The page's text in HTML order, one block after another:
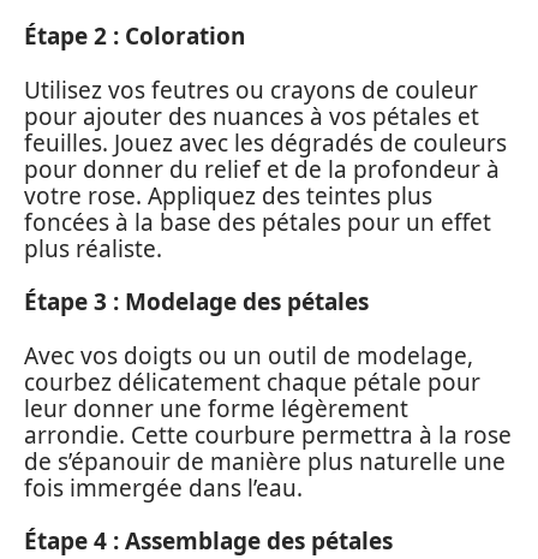
Étape 2 : Coloration
Utilisez vos feutres ou crayons de couleur
pour ajouter des nuances à vos pétales et
feuilles. Jouez avec les dégradés de couleurs
pour donner du relief et de la profondeur à
votre rose. Appliquez des teintes plus
foncées à la base des pétales pour un effet
plus réaliste.
Étape 3 : Modelage des pétales
Avec vos doigts ou un outil de modelage,
courbez délicatement chaque pétale pour
leur donner une forme légèrement
arrondie. Cette courbure permettra à la rose
de s’épanouir de manière plus naturelle une
fois immergée dans l’eau.
Étape 4 : Assemblage des pétales